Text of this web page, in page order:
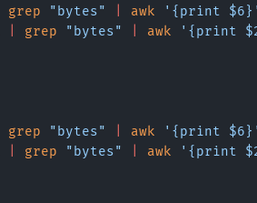
grep "bytes" awk '{print
grep "bytes" awk '{print
grep "bytes" awk '{print
grep "bytes" awk '{print